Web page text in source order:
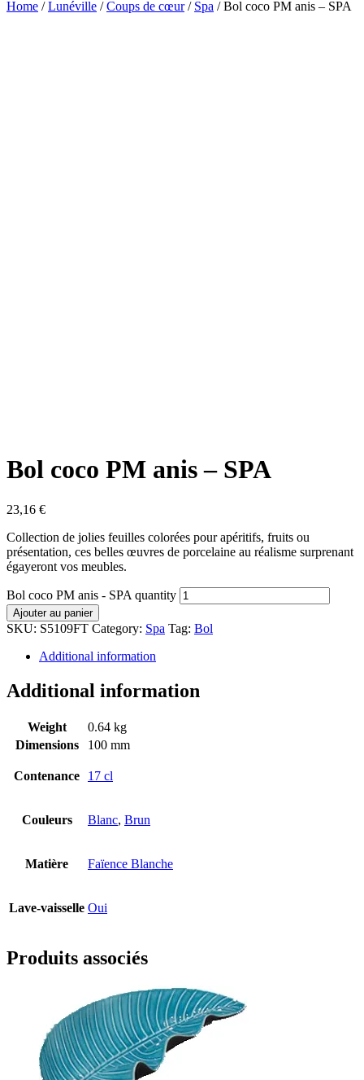
Home /Lunéville /Coups de cœur/ Spa / Bol coco PM anis – SPA
Bol coco PM anis – SPA
23,16 €
Collection de jolies feuilles colorées pour apéritifs, fruits ou
présentation, ces belles œuvres de porcelaine au réalisme surprenant
égayeront vos meubles.
Bol coco PM anis - SPA quantity
Ajouter au panier
SKU: S5109FT Category: Spa Tag: Bol
Additional information
Additional information
Weight
0.64 kg
Dimensions
100 mm
Contenance 17 cl
Couleurs Blanc, Brun
Matière Faïence Blanche
Lave-vaisselle Oui
Produits associés